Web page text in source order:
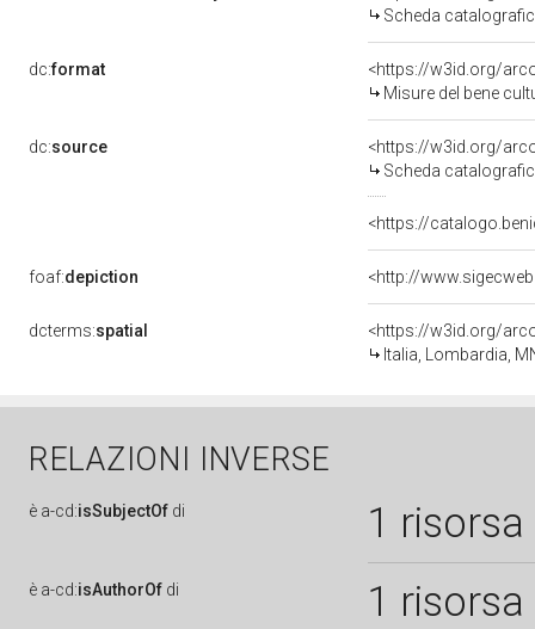
Scheda
dc:format
<https://w3id.org/
Misure del bene
dc:source
<https://w3id.org/
Scheda
<https://
foaf:depiction <http://
dcterms:spatial
<https://w3id.org/
Italia, Lombardia,
RELAZIONI INVERSE
è a-cd:isSubjectOf di 1 risorsa
è a-cd:isAuthorOf di 1 risorsa